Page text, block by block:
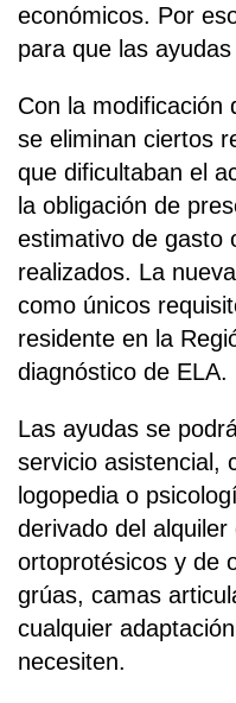
económicos. Por
para que las
Con la modificación
se eliminan ciertos
que dificultaban el
la obligación de
estimativo de gasto
realizados. La
como únicos
residente en la
diagnóstico de ELA.
Las ayudas se
servicio asistencial,
logopedia o
derivado del
ortoprotésicos y de
grúas, camas
cualquier
necesiten.